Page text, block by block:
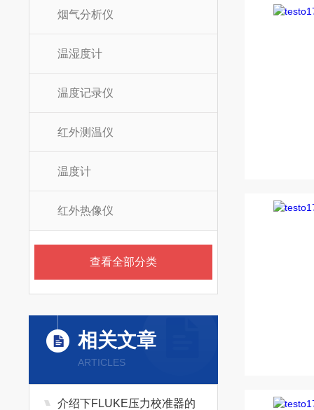
烟气分析仪
温湿度计
温度记录仪
红外测温仪
温度计
红外热像仪
查看全部分类
相关文章
ARTICLES
介绍下FLUKE压力校准器的